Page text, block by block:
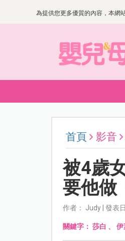
為提供您更多優質的內容，本網
首頁 影音
被4歲
要他做
作者： Judy | 發表
關鍵字： 莎白 、 伊